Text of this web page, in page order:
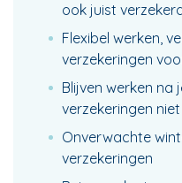
ook juist
Flexibel werken,
verzekeringen
Blijven werken na
verzekeringen niet
Onverwachte
verzekeringen